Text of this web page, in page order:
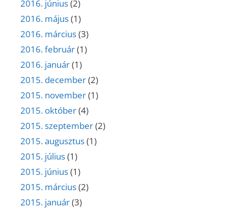
2016. június(2)
2016. május(1)
2016. március(3)
2016. február(1)
2016. január(1)
2015. december(2)
2015. november(1)
2015. október(4)
2015. szeptember(2)
2015. augusztus(1)
2015. július(1)
2015. június(1)
2015. március(2)
2015. január(3)